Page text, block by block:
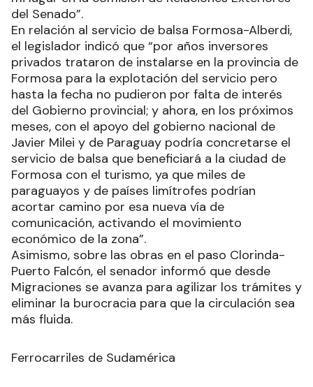
del Senado”.
En relación al servicio de balsa Formosa-Alberdi,
el legislador indicó que “por años inversores
privados trataron de instalarse en la provincia de
Formosa para la explotación del servicio pero
hasta la fecha no pudieron por falta de interés
del Gobierno provincial; y ahora, en los próximos
meses, con el apoyo del gobierno nacional de
Javier Milei y de Paraguay podría concretarse el
servicio de balsa que beneficiará a la ciudad de
Formosa con el turismo, ya que miles de
paraguayos y de países limítrofes podrían
acortar camino por esa nueva vía de
comunicación, activando el movimiento
económico de la zona”.
Asimismo, sobre las obras en el paso Clorinda-
Puerto Falcón, el senador informó que desde
Migraciones se avanza para agilizar los trámites y
eliminar la burocracia para que la circulación sea
más fluida.
Ferrocarriles de Sudamérica